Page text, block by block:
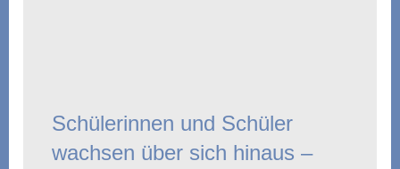
Schülerinnen und Schüler
wachsen über sich hinaus –